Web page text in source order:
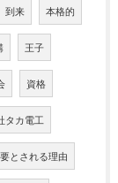
到来 本格的
王子
資格
タカ電工
とされる理由